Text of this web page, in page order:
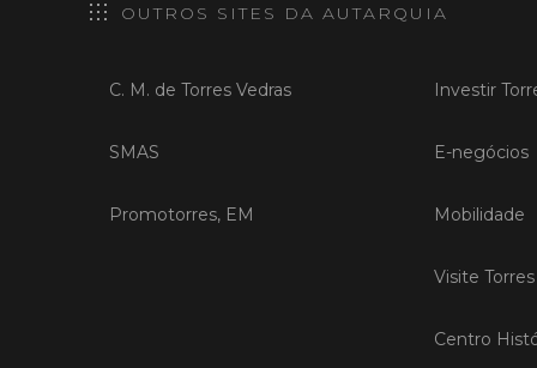
OUTROS SITES DA AUTARQUIA
C. M. de Torres Vedras
SMAS
Promotorres, EM
Investir
E-negócios
Mobilidade
Visite
Centro